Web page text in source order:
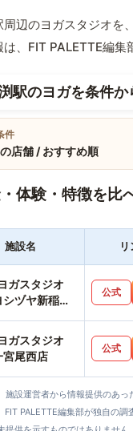
周辺のヨガスタジオを
、FIT PALETTE編集
駅のヨガを条件か
件
店舗 / おすすめ順
体験・特徴を比
施設名
ガスタジオ
ヅヤ新稲沢
公式
ガスタジオ
宮尾西店
公式
施設運営者から情報提供のあっ
PALETTE編集部が独自の調